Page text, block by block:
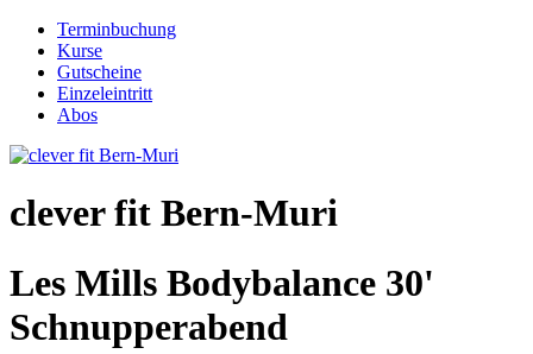
Terminbuchung
Kurse
Gutscheine
Einzeleintritt
Abos
clever fit Bern-Muri
Les Mills Bodybalance 30'
Schnupperabend